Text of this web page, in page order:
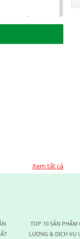
Quảng Ngãi -
2016
Xem tất cả
TOP 10 SẢN PHẨM
LƯỢNG & DỊCH VỤ